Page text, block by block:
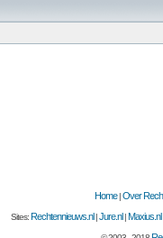
Home|Over
Sites:Rechtennieuws.nl |Jure.nl |Maxius.nl